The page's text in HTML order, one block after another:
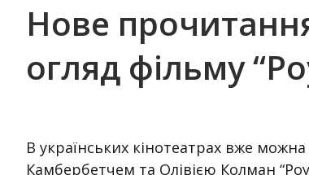
Нове прочитання
огляд фільму
В українських кінотеатрах вже
Камбербетчем та Олівією Колман